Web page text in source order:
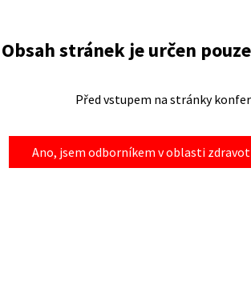
Obsah stránek je určen
Před vstupem na stránky
Ano, jsem odborníkem v oblasti